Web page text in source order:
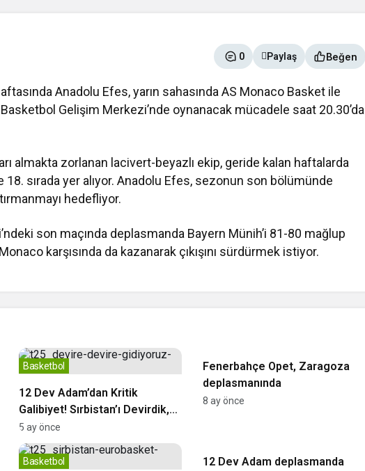
0 Paylaş Beğen
Anadolu Efes, yarın sahasındaAS Monaco Basket ile
Gelişim Merkezi’nde oynanacak mücadele saat 20.30’da
almakta zorlanan lacivert-beyazlı ekip, geride kalan haftalarda
sırada yer alıyor. Anadolu Efes, sezonun son bölümünde
hedefliyor.
son maçında deplasmanda Bayern Münih’i 81-80 mağlup
karşısında da kazanarak çıkışını sürdürmek istiyor.
12 Dev Adam’dan Kritik
Galibiyet! Sırbistan’ı Devirdik,
Liderlik Sürüyor
Basketbol
5 ay önce
Fenerbahçe Opet, Zaragoza
deplasmanında
8 ay önce
Basketbol
12 Dev Adam deplasmanda